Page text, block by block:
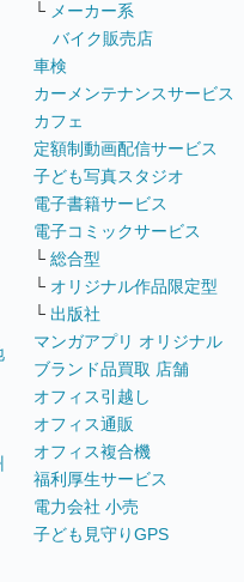
└ メーカー系
バイク販売店
車検
カーメンテナンスサービス
カフェ
定額制動画配信サービス
子ども写真スタジオ
電子書籍サービス
電子コミックサービス
└ 総合型
└ オリジナル作品限定型
└ 出版社
マンガアプリ オリジナル
ブランド品買取 店舗
オフィス引越し
オフィス通販
オフィス複合機
福利厚生サービス
電力会社 小売
子ども見守りGPS